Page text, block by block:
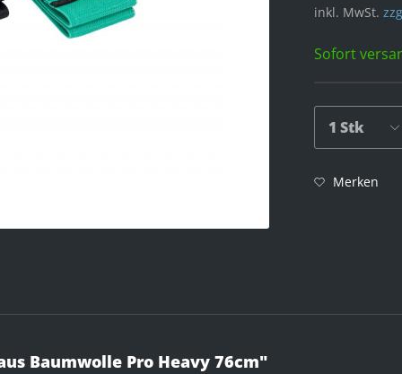
inkl. MwSt.
Sofort
Merken
Baumwolle Pro Heavy 76cm"